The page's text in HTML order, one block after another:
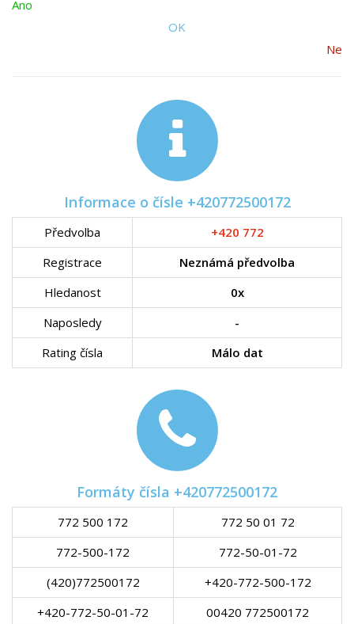
Ano
OK
Ne
Informace o čísle +420772500172
Předvolba
+420 772
Registrace
Neznámá předvolba
Hledanost
0x
Naposledy
-
Rating čísla
Málo dat
Formáty čísla +420772500172
772 500 172
772 50 01 72
772-500-172
772-50-01-72
(420)772500172
+420-772-500-172
+420-772-50-01-72
00420 772500172